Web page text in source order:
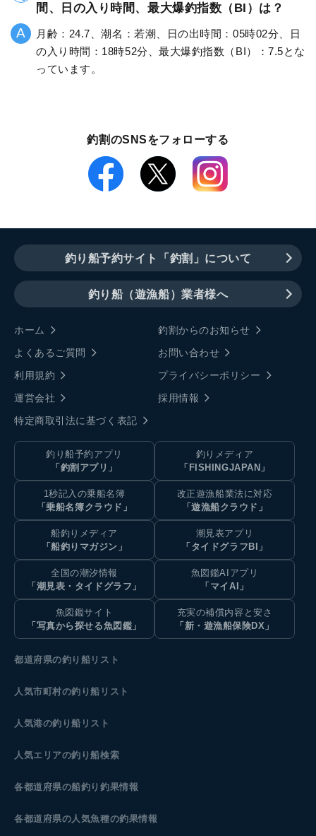
間、日の入り時間、最大爆釣指数（BI）は？
月齢：24.7、潮名：若潮、日の出時間：05時02分、日
の入り時間：18時52分、最大爆釣指数（BI）：7.5とな
っています。
釣割のSNSをフォローする
釣り船予約サイト「釣割」について
釣り船（遊漁船）業者様へ
ホーム
釣割からのお知らせ
よくあるご質問
お問い合わせ
利用規約
プライバシーポリシー
運営会社
採用情報
特定商取引法に基づく表記
釣り船予約アプリ
「釣割アプリ」
釣りメディア
「FISHINGJAPAN」
1秒記入の乗船名簿
「乗船名簿クラウド」
改正遊漁船業法に対応
「遊漁船クラウド」
船釣りメディア
「船釣りマガジン」
潮見表アプリ
「タイドグラフBI」
全国の潮汐情報
「潮見表・タイドグラフ」
魚図鑑AIアプリ
「マイAI」
魚図鑑サイト
「写真から探せる魚図鑑」
充実の補償内容と安さ
「新・遊漁船保険DX」
都道府県の釣り船リスト
人気市町村の釣り船リスト
人気港の釣り船リスト
人気エリアの釣り船検索
各都道府県の船釣り釣果情報
各都道府県の人気魚種の釣果情報